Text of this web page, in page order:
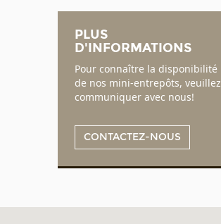
PLUS
D'INFORMATIONS
Pour connaître la disponibilité
de nos mini-entrepôts, veuillez
communiquer avec nous!
CONTACTEZ-NOUS